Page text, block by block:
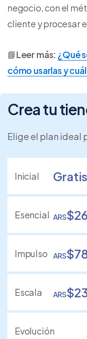
negocio, con el
cliente y procesar
📘Leer más: ¿Qué
cómo usarlas y
Crea tu
Elige el plan ideal
Inicial Gratis
Esencial ARS
Impulso ARS
Escala ARS
Evolución